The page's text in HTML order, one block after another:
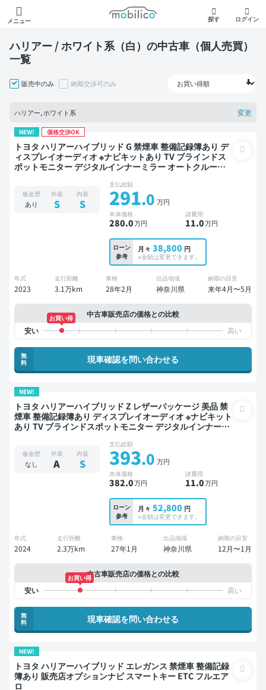
メニュー
モビリコ
探す ログイン
ハリアー / ホワイト系（白）の中古車（個人売買）
一覧
販売中のみ 納期交渉可のみ
ハリアー, ホワイト系 変更
NEW! 価格交渉OK
トヨタ ハリアーハイブリッド G 禁煙車 整備記録簿あり デ
ィスプレイオーディオ ※ナビキットあり TV ブラインドス
ポットモニター デジタルインナーミラー オートクルーズ
板金歴
あり
外装
S
内装
S
支払総額
291.0 万円
本体価格
280.0万円
諸費用
11.0万円
ローン
参考
月々 38,800 円
※金額は変更できます。
年式
2023
走行距離
3.1万km
車検
28年2月
出品地域
神奈川県
納期の目安
来年4月〜5月
中古車販売店の価格との比較
お買い得
無
料
現車確認を問い合わせる
NEW!
トヨタ ハリアーハイブリッド Z レザーパッケージ 美品 禁
煙車 整備記録簿あり ディスプレイオーディオ ※ナビキット
あり TV ブラインドスポットモニター デジタルインナーミ
ックモニター ドライブレコーダー 衝突軽減
板金歴
なし
外装
A
内装
S
支払総額
393.0 万円
本体価格
382.0万円
諸費用
11.0万円
ローン
参考
月々 52,800 円
※金額は変更できます。
年式
2024
走行距離
2.3万km
車検
27年1月
出品地域
神奈川県
納期の目安
12月〜1月
中古車販売店の価格との比較
お買い得
無
料
現車確認を問い合わせる
NEW!
トヨタ ハリアーハイブリッド エレガンス 禁煙車 整備記録
簿あり 販売店オプションナビ スマートキー ETC フルエア
ロ